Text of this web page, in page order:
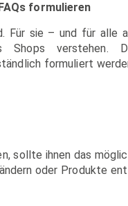
formulieren
Für sie – und für alle
verstehen.
formuliert
sollte ihnen das
oder Produkte